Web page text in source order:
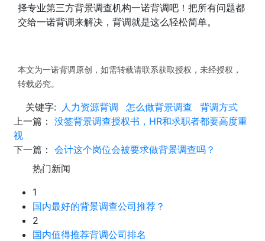
择专业第三方背景调查机构一诺背调吧！把所有问题都
交给一诺背调来解决，背调就是这么轻松简单。
本文为一诺背调原创，如需转载请联系获取授权，未经授权，
转载必究。
关键字: 人力资源背调 怎么做背景调查
背调方式
上一篇： 没签背景调查授权书，HR和求职者都要高度重
视
下一篇： 会计这个岗位会被要求做背景调查吗？
热门新闻
1
国内最好的背景调查公司推荐？
2
国内值得推荐背调公司排名